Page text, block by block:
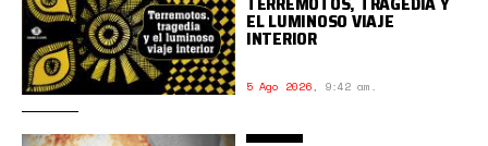
EL LUMINOSO VIAJE
INTERIOR
5 Ago 2026, 9:42 am.